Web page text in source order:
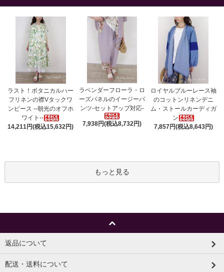
ラスト！ボタニカルハー
フリネンの襟Vタックワ
ンピース --朝光のオフホ
ワイト--
14,211円(税込15,632円)
ラベンダーフローラ・ロ
ーズパネルのイージーパ
ンツ-セットアップ対応-
7,938円(税込8,732円)
ロイヤルブルーレース袖
のコットンリネンデニ
ム・ストールカーディガ
ン
7,857円(税込8,643円)
もっと見る
返品について
配送・送料について